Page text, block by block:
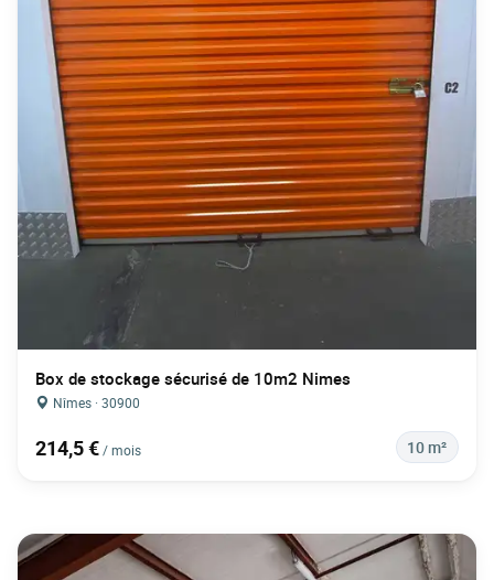
Box de stockage sécurisé de 10m2 Nimes
Nîmes · 30900
214,5 €/ mois 10 m²